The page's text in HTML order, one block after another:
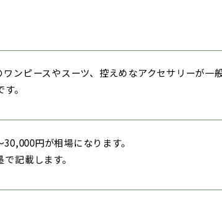
ンピースやスーツ、控えめなアクセサリーが一般
。
円が相場になります。
記載します。